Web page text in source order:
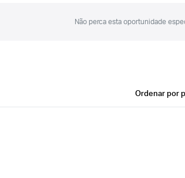
Não perca esta oportunidade